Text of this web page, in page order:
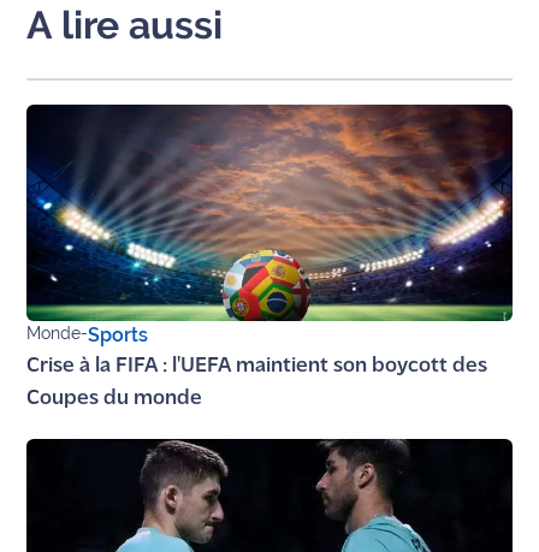
A lire aussi
Monde-Sports
Crise à la FIFA : l'UEFA maintient son boycott des
Coupes du monde